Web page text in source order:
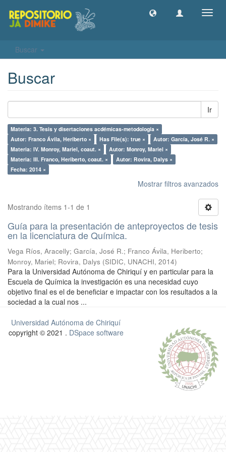
Buscar
Buscar
Ir
Materia: 3. Tesis y disertaciones acdémicas-metodología ×
Autor: Franco Ávila, Heriberto ×
Has File(s): true ×
Autor: García, José R. ×
Materia: IV. Monroy, Mariel, coaut. ×
Autor: Monroy, Mariel ×
Materia: III. Franco, Heriberto, coaut. ×
Autor: Rovira, Dalys ×
Fecha: 2014 ×
Mostrar filtros avanzados
Mostrando ítems 1-1 de 1
Guía para la presentación de anteproyectos de tesis
en la licenciatura de Química.
Vega Ríos, Aracelly; García, José R.; Franco Ávila, Heriberto;
Monroy, Mariel; Rovira, Dalys (SIDIC, UNACHI, 2014)
Para la Universidad Autónoma de Chiriquí y en particular para la
Escuela de Química la investigación es una necesidad cuyo
objetivo final es el de beneficiar e impactar con los resultados a la
sociedad a la cual nos ...
Universidad Autónoma de Chiriquí
copyright © 2021 . DSpace software